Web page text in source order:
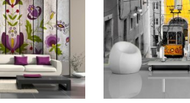
Opcje
można
wybrać
na
stronie
produktu
na